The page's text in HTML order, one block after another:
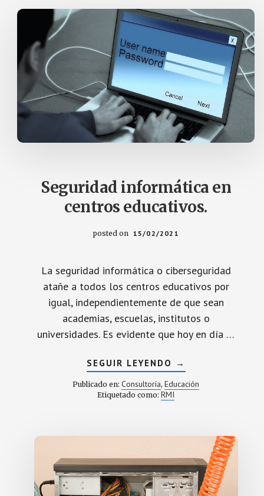
APLICAR
EN
EL
AULA
CENTRO.
Seguridad informática en
centros educativos.
posted on 15/02/2021
La seguridad informática o ciberseguridad
atañe a todos los centros educativos por
igual, independientemente de que sean
academias, escuelas, institutos o
universidades. Es evidente que hoy en día …
SEGUIR LEYENDO ACERCA
DE
SEGURIDAD
INFORMÁTICA
→
Publicado en:Consultoría, Educación
Etiquetado como: RMI